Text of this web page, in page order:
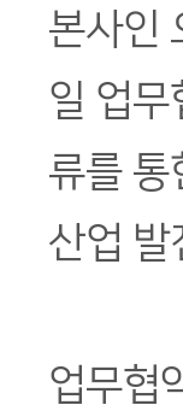
본사인
일 업
류를 통
산업 발
업무협